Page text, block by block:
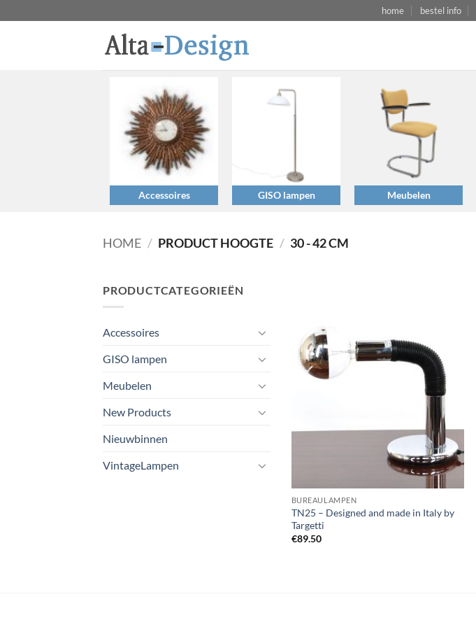
naar
home bestel info
Accessoires GISO lampen Meubelen
HOME / PRODUCT HOOGTE / 30 - 42 CM
PRODUCTCATEGORIEËN
Accessoires
GISO lampen
Meubelen
New Products
Nieuwbinnen
VintageLampen
BUREAULAMPEN
TN25 – Designed and made in Italy by
Targetti
€89.50